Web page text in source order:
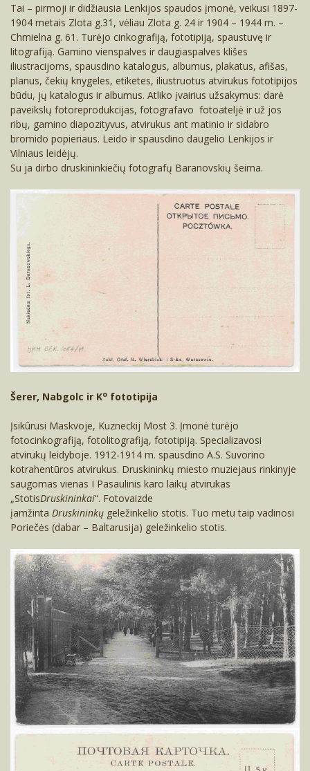
Tai – pirmoji ir didžiausia Lenkijos spaudos įmonė, veikusi 1897-
1904 metais Zlota g.31, vėliau Zlota g. 24 ir 1904 – 1944 m. –
Chmielna g. 61. Turėjo cinkografiją, fototipiją, spaustuvę ir
litografiją. Gamino vienspalves ir daugiaspalves klišes
iliustracijoms, spausdino katalogus, albumus, plakatus, afišas,
planus, čekių knygeles, etiketes, iliustruotus atvirukus fototipijos
būdu, jų katalogus ir albumus. Atliko įvairius užsakymus: darė
paveikslų fotoreprodukcijas, fotografavo fotoateljė ir už jos
ribų, gamino diapozityvus, atvirukus ant matinio ir sidabro
bromido popieriaus. Leido ir spausdino daugelio Lenkijos ir
Vilniaus leidėjų.
Su ja dirbo druskininkiečių fotografų Baranovskių šeima.
Šerer, Nabgolc ir Ko fototipija
Įsikūrusi Maskvoje, Kuzneckij Most 3. Įmonė turėjo
fotocinkografiją, fotolitografiją, fototipiją. Specializavosi
atvirukų leidyboje. 1912-1914 m. spausdino A.S. Suvorino
kotrahentūros atvirukus. Druskininkų miesto muziejaus rinkinyje
saugomas vienas I Pasaulinis karo laikų atvirukas
„StotisDruskininkai“. Fotovaizde
įamžinta Druskininkų geležinkelio stotis. Tuo metu taip vadinosi
Poriečės (dabar – Baltarusija) geležinkelio stotis.